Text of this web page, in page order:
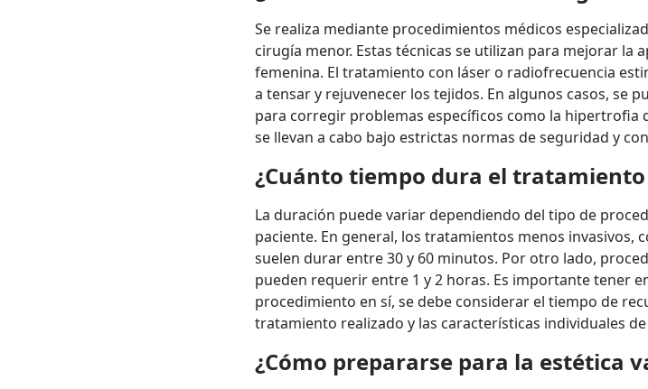
Se realiza mediante procedimientos médicos
cirugía menor. Estas técnicas se utilizan para mejorar la
femenina. El tratamiento con láser o radiofrecuencia
a tensar y rejuvenecer los tejidos. En algunos casos, se
para corregir problemas específicos como la hipertrofia
se llevan a cabo bajo estrictas normas de seguridad y
¿Cuánto tiempo dura el
La duración puede variar dependiendo del tipo de
paciente. En general, los tratamientos menos invasivos,
suelen durar entre 30 y 60 minutos. Por otro lado,
pueden requerir entre 1 y 2 horas. Es importante tener
procedimiento en sí, se debe considerar el tiempo de
tratamiento realizado y las características individuales
¿Cómo prepararse para la estética